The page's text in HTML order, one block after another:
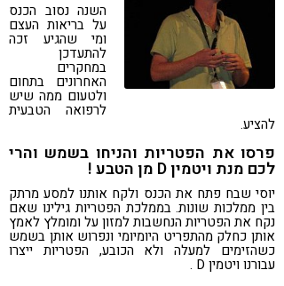
השנה נסוב הכנס
על בריאות העצם
ומי שהגיע זכה
להתעדכן
במחקרים
האחרונים בתחום
ולטעום ממה שיש
לרפואה הטבעית
להציע.
פרסו את הפטריות והניחו בשמש והרי
לכם מנת ויטמין D מן הטבע !
יוסי שבח פתח את הכנס ולקח אותנו למסע מרתק
בין ממלכות שונות. בממלכת הפטריות גילינו שאם
נקח את הפטריות הנחשבות למזון על ומומלץ לאמץ
אותן כחלק מהתפריט היומיומי ונפרוש אותן בשמש
כשהזימים למעלה ולא הכובע, הפטריות ייצרו
עבורנו ויטמין D .